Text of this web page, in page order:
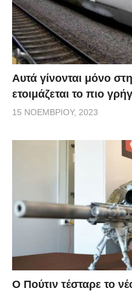
Αυτά γίνονται μόνο
ετοιμάζεται το πιο
15 ΝΟΕΜΒΡΊΟΥ, 2023
Ο Πούτιν τέσταρε το